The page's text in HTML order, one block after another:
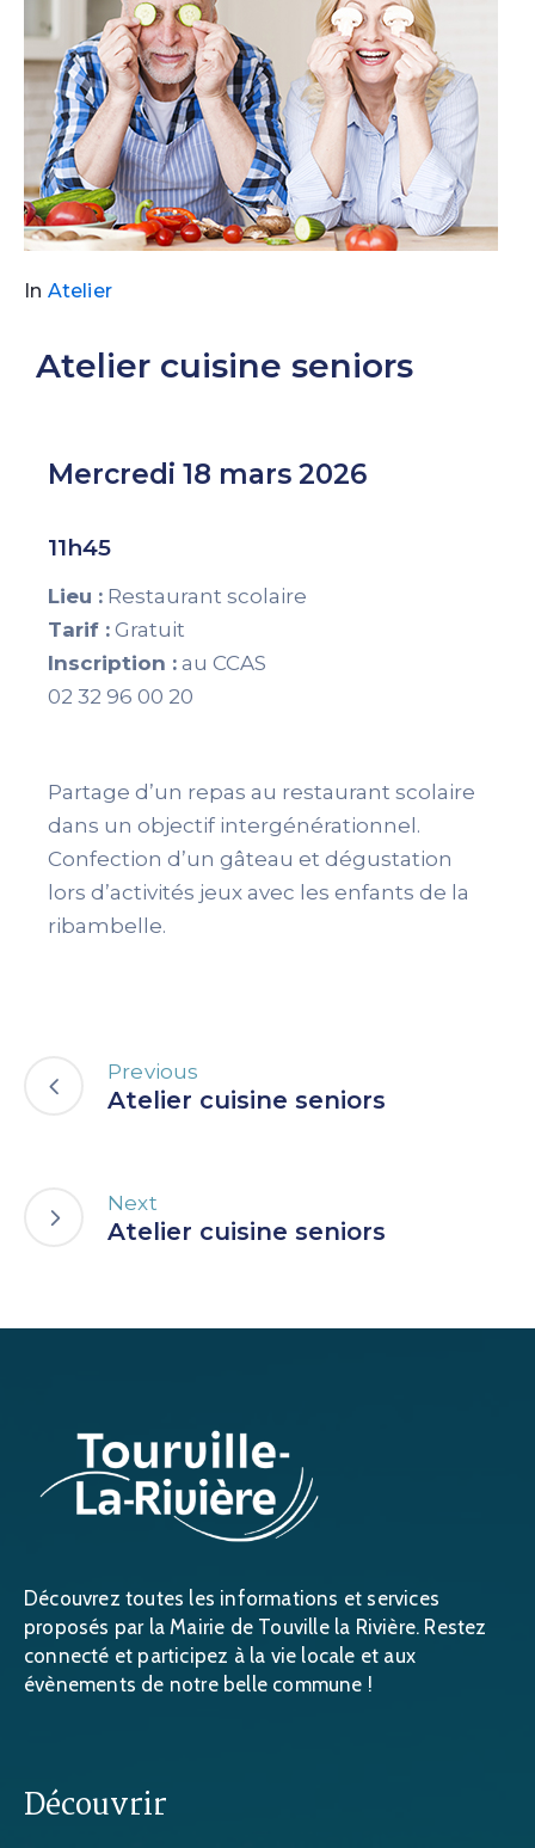
In Atelier
Atelier cuisine seniors
Mercredi 18 mars 2026
11h45
Lieu : Restaurant scolaire
Tarif : Gratuit
Inscription : au CCAS
02 32 96 00 20
Partage d’un repas au restaurant scolaire
dans un objectif intergénérationnel.
Confection d’un gâteau et dégustation
lors d’activités jeux avec les enfants de la
ribambelle.
Previous
Atelier cuisine seniors
Next
Atelier cuisine seniors
Découvrez toutes les informations et services
proposés par la Mairie de Touville la Rivière. Restez
connecté et participez à la vie locale et aux
évènements de notre belle commune !
Découvrir